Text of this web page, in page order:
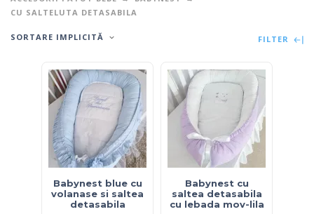
CU SALTELUTA DETASABILA
SORTARE IMPLICITĂ FILTER
Babynest blue cu
volanase si saltea
detasabila
Babynest cu
saltea detasabila
cu lebada mov-lila